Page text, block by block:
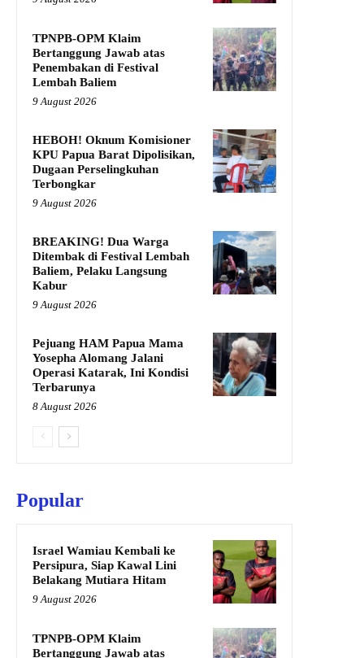
TPNPB-OPM Klaim
Bertanggung Jawab atas
Penembakan di Festival
Lembah Baliem
9 August 2026
HEBOH! Oknum Komisioner
KPU Papua Barat Dipolisikan,
Dugaan Perselingkuhan
Terbongkar
9 August 2026
BREAKING! Dua Warga
Ditembak di Festival Lembah
Baliem, Pelaku Langsung
Kabur
9 August 2026
Pejuang HAM Papua Mama
Yosepha Alomang Jalani
Operasi Katarak, Ini Kondisi
Terbarunya
8 August 2026
Popular
Israel Wamiau Kembali ke
Persipura, Siap Kawal Lini
Belakang Mutiara Hitam
9 August 2026
TPNPB-OPM Klaim
Bertanggung Jawab atas